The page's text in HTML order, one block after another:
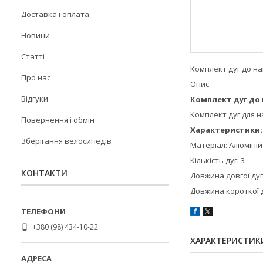
Комплект дуг до
Опис
Комплект дуг до
Комплект дуг для
Характеристики:
Матеріал:
Кількість дуг: 3
Довжина довгої
Довжина короткої
Доставка і оплата
Новини
Статті
Про нас
Відгуки
Повернення і обмін
Зберігання велосипедів
КОНТАКТИ
+380 (98) 434-10-22